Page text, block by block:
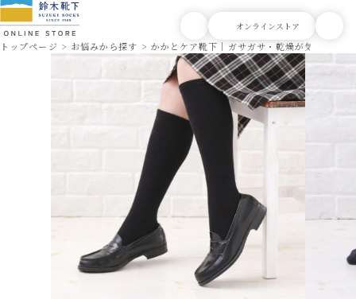
トップページ お悩みから探す かかとケア靴下｜ガサガサ・乾燥が気になる方